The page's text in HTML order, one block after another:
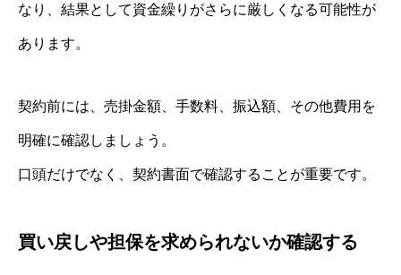
なり、結果として資金繰りがさらに厳しくなる可能性が
あります。
契約前には、売掛金額、手数料、振込額、その他費用を
明確に確認しましょう。
口頭だけでなく、契約書面で確認することが重要です。
買い戻しや担保を求められないか確認する